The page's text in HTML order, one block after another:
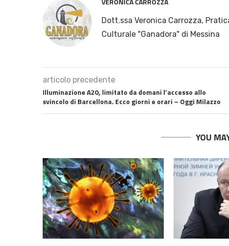
Dott.ssa Veronica Carrozza,
Culturale "Ganadora" di Messina
articolo precedente
Illuminazione A20, limitato da domani l’accesso allo
svincolo di Barcellona. Ecco giorni e orari – Oggi Milazzo
YOU